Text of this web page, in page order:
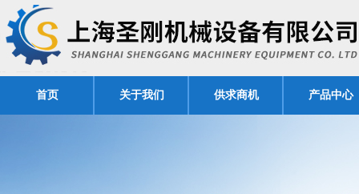
首页 关于我们 供求商机 产品中心